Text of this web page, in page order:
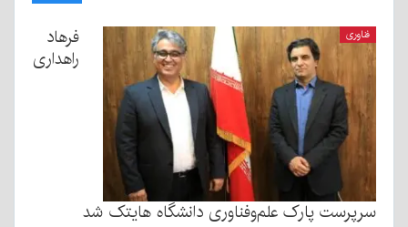
فناوری
فرهاد
راهداری
سرپرست پارک علم‌وفناوری دانشگاه هایتک شد